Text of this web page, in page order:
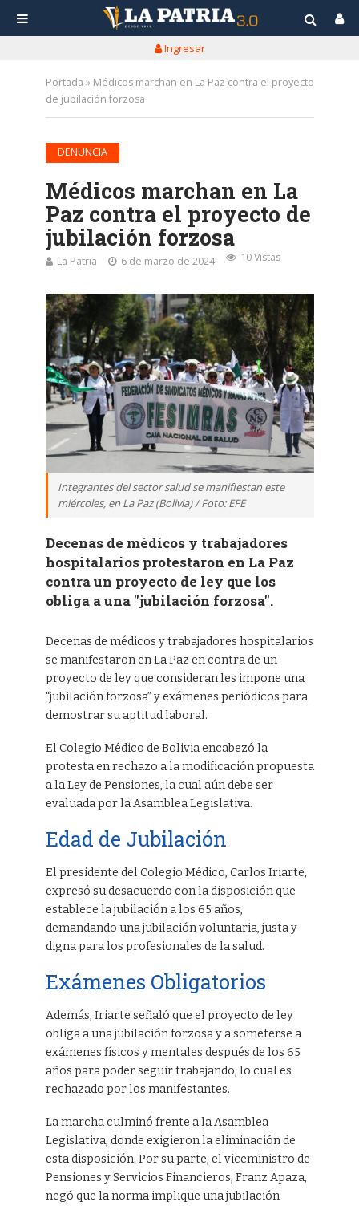
Ingresar
Portada » Médicos marchan en La Paz contra el proyecto
de jubilación forzosa
DENUNCIA
Médicos marchan en La
Paz contra el proyecto de
jubilación forzosa
La Patria 6 de marzo de 2024 10 Vistas
Integrantes del sector salud se manifiestan este
miércoles, en La Paz (Bolivia) / Foto: EFE
Decenas de médicos y trabajadores
hospitalarios protestaron en La Paz
contra un proyecto de ley que los
obliga a una "jubilación forzosa".
Decenas de médicos y trabajadores hospitalarios
se manifestaron en La Paz en contra de un
proyecto de ley que consideran les impone una
“jubilación forzosa” y exámenes periódicos para
demostrar su aptitud laboral.
El Colegio Médico de Bolivia encabezó la
protesta en rechazo a la modificación propuesta
a la Ley de Pensiones, la cual aún debe ser
evaluada por la Asamblea Legislativa.
Edad de Jubilación
El presidente del Colegio Médico, Carlos Iriarte,
expresó su desacuerdo con la disposición que
establece la jubilación a los 65 años,
demandando una jubilación voluntaria, justa y
digna para los profesionales de la salud.
Exámenes Obligatorios
Además, Iriarte señaló que el proyecto de ley
obliga a una jubilación forzosa y a someterse a
exámenes físicos y mentales después de los 65
años para poder seguir trabajando, lo cual es
rechazado por los manifestantes.
La marcha culminó frente a la Asamblea
Legislativa, donde exigieron la eliminación de
esta disposición. Por su parte, el viceministro de
Pensiones y Servicios Financieros, Franz Apaza,
negó que la norma implique una jubilación